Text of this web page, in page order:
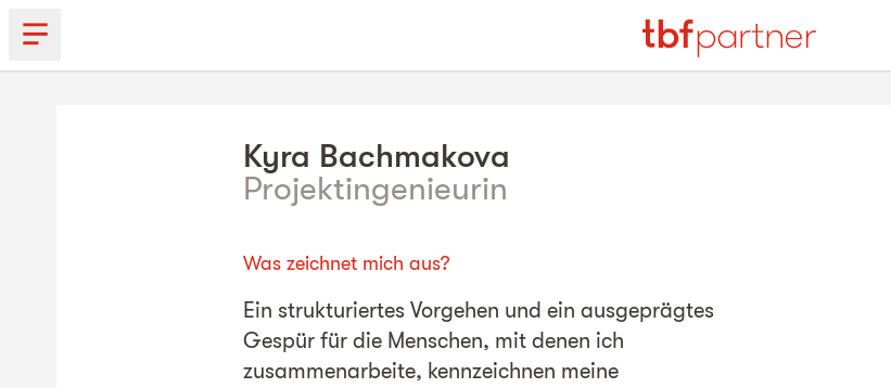
Kyra Bachmakova
Projektingenieurin
Was zeichnet mich aus?
Ein strukturiertes Vorgehen und ein ausgeprägtes
Gespür für die Menschen, mit denen ich
zusammenarbeite, kennzeichnen meine